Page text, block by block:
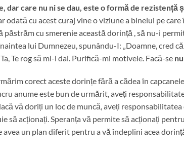
dar care nu ni se dau, este o formă de rezistență
odată cu acest curaj vine o viziune a binelui pe
păstrăm cu smerenie această dorință , să nu-i
lui Dumnezeu, spunându-I: „Doamne, cred
Te rog să mi-l dai. Purifică-mi motivele. Facă-se nu
corect aceste dorințe fără a cădea în
anume este bun de urmărit, aveți
vă doriți un loc de muncă, aveți responsabilitatea
să acționați. Speranța vă permite să acționați
un plan diferit pentru a vă îndeplini acea